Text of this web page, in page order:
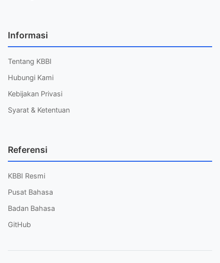
Informasi
Tentang KBBI
Hubungi Kami
Kebijakan Privasi
Syarat & Ketentuan
Referensi
KBBI Resmi
Pusat Bahasa
Badan Bahasa
GitHub